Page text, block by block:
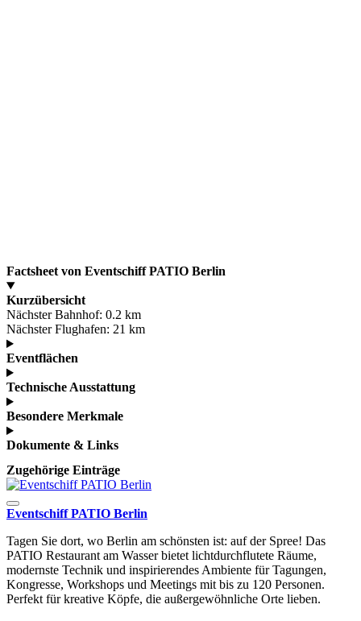
Factsheet von Eventschiff PATIO Berlin
Kurzübersicht
Nächster Bahnhof: 0.2 km
Nächster Flughafen: 21 km
Eventflächen
Technische Ausstattung
Besondere Merkmale
Dokumente & Links
Zugehörige Einträge
Eventschiff PATIO Berlin
Tagen Sie dort, wo Berlin am schönsten ist: auf der Spree! Das
PATIO Restaurant am Wasser bietet lichtdurchflutete Räume,
modernste Technik und inspirierendes Ambiente für Tagungen,
Kongresse, Workshops und Meetings mit bis zu 120 Personen.
Perfekt für kreative Köpfe, die außergewöhnliche Orte lieben.